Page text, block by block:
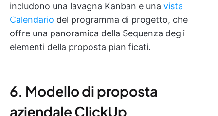
includono una lavagna Kanban e una vista
Calendario del programma di progetto, che
offre una panoramica della Sequenza degli
elementi della proposta pianificati.
6. Modello di proposta
aziendale ClickUp